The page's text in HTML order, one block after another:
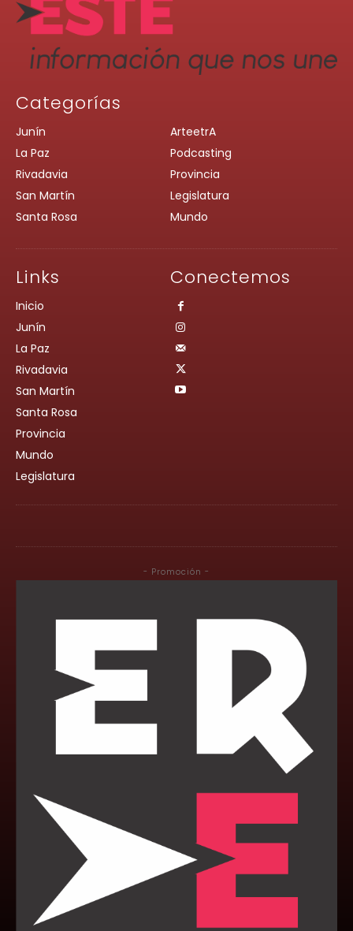
Categorías
Junín
La Paz
Rivadavia
San Martín
Santa Rosa
ArteetrA
Podcasting
Provincia
Legislatura
Mundo
Links
Inicio
Junín
La Paz
Rivadavia
San Martín
Santa Rosa
Provincia
Mundo
Legislatura
Conectemos
- Promoción -